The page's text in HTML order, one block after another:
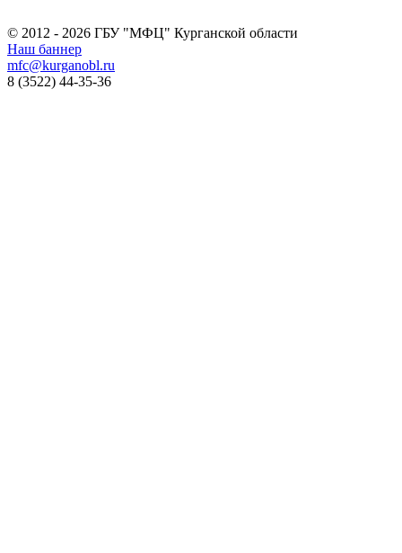
© 2012 - 2026 ГБУ "МФЦ" Курганской области
Наш баннер
mfc@kurganobl.ru
8 (3522) 44-35-36